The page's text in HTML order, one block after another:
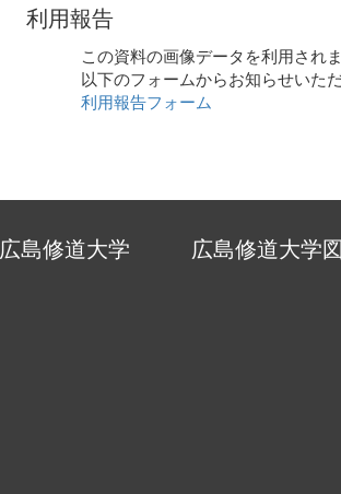
利用報告
この資料の画像データを利用され
以下のフォームからお知らせいた
利用報告フォーム
広島修道大学 広島修道大学